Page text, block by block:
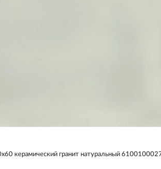
керамический гранит натуральный